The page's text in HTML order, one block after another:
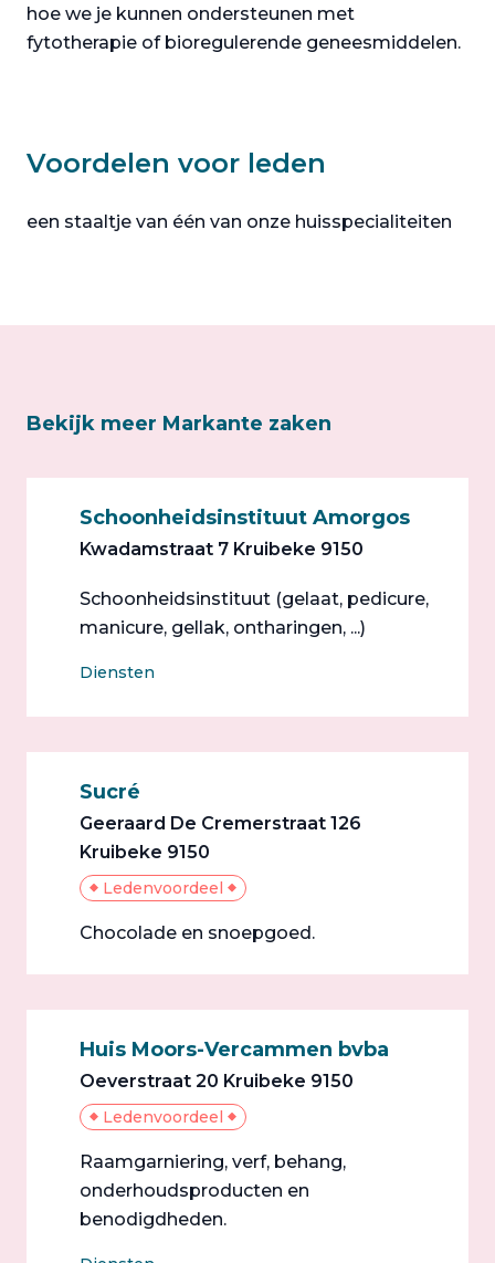
hoe we je kunnen ondersteunen met
fytotherapie of bioregulerende geneesmiddelen.
Voordelen voor leden
een staaltje van één van onze huisspecialiteiten
Bekijk meer Markante zaken
Schoonheidsinstituut Amorgos
Kwadamstraat 7 Kruibeke 9150
Schoonheidsinstituut (gelaat, pedicure,
manicure, gellak, ontharingen, ...)
Diensten
Sucré
Geeraard De Cremerstraat 126
Kruibeke 9150
Ledenvoordeel
Chocolade en snoepgoed.
Huis Moors-Vercammen bvba
Oeverstraat 20 Kruibeke 9150
Ledenvoordeel
Raamgarniering, verf, behang,
onderhoudsproducten en
benodigdheden.